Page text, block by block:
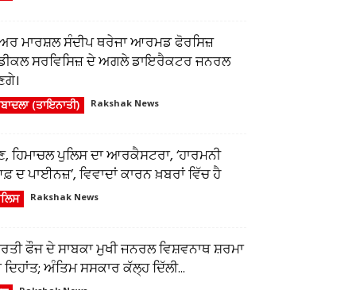
ਮਾਰਸ਼ਲ ਸੰਦੀਪ ਥਰੇਜਾ ਆਰਮਡ ਫੋਰਸਿਜ਼
ਸਰਵਿਸਿਜ਼ ਦੇ ਅਗਲੇ ਡਾਇਰੈਕਟਰ ਜਨਰਲ
(ਤਾਇਨਾਤੀ) Rakshak News
ਹਿਮਾਚਲ ਪੁਲਿਸ ਦਾ ਆਰਕੈਸਟਰਾ, ‘ਹਾਰਮਨੀ
ਦ ਪਾਈਨਜ਼’, ਵਿਵਾਦਾਂ ਕਾਰਨ ਖ਼ਬਰਾਂ ਵਿੱਚ ਹੈ
Rakshak News
ਫੌਜ ਦੇ ਸਾਬਕਾ ਮੁਖੀ ਜਨਰਲ ਵਿਸ਼ਵਨਾਥ ਸ਼ਰਮਾ
ਦਿਹਾਂਤ; ਅੰਤਿਮ ਸਸਕਾਰ ਕੱਲ੍ਹ ਦਿੱਲੀ...